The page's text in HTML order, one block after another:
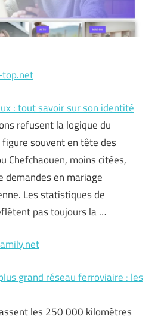
: tout savoir sur son identité
refusent la logique du
souvent en tête des
Chefchaouen, moins citées,
demandes en mariage
Les statistiques de
pas toujours la …
grand réseau ferroviaire : les
les 250 000 kilomètres